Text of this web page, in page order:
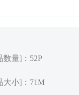
数量]：52P
大小]：71M